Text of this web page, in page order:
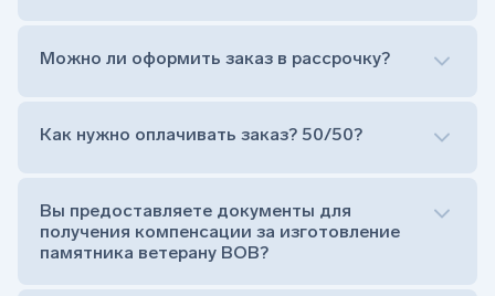
Сам комплект памятника:
Тумба (постамент, на который при помощи
штыря устанавливается стела)
Цветник (обрамление могилки, бывает, что
Можно ли оформить заказ в рассрочку?
Как нужно оплачивать заказ? 50/50?
Вы предоставляете документы для
получения компенсации за изготовление
памятника ветерану ВОВ?